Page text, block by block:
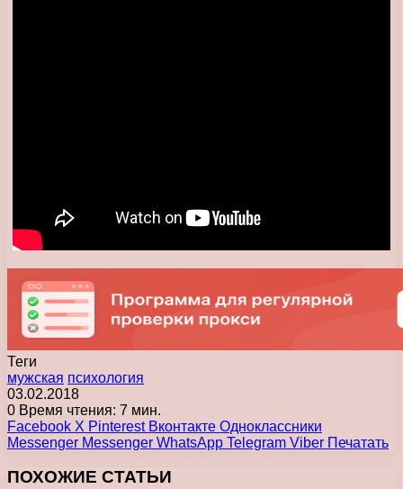
Теги
мужская психология
03.02.2018
0 Время чтения: 7 мин.
Facebook X Pinterest Вконтакте Одноклассники
Messenger Messenger WhatsApp Telegram Viber Печатать
ПОХОЖИЕ СТАТЬИ